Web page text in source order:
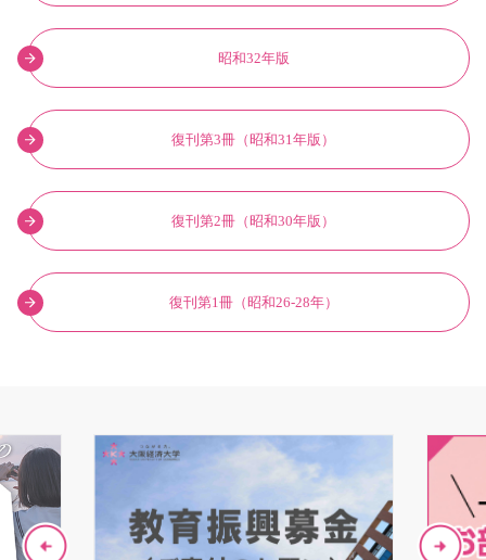
昭和32年版
復刊第3冊（昭和31年版）
復刊第2冊（昭和30年版）
復刊第1冊（昭和26-28年）